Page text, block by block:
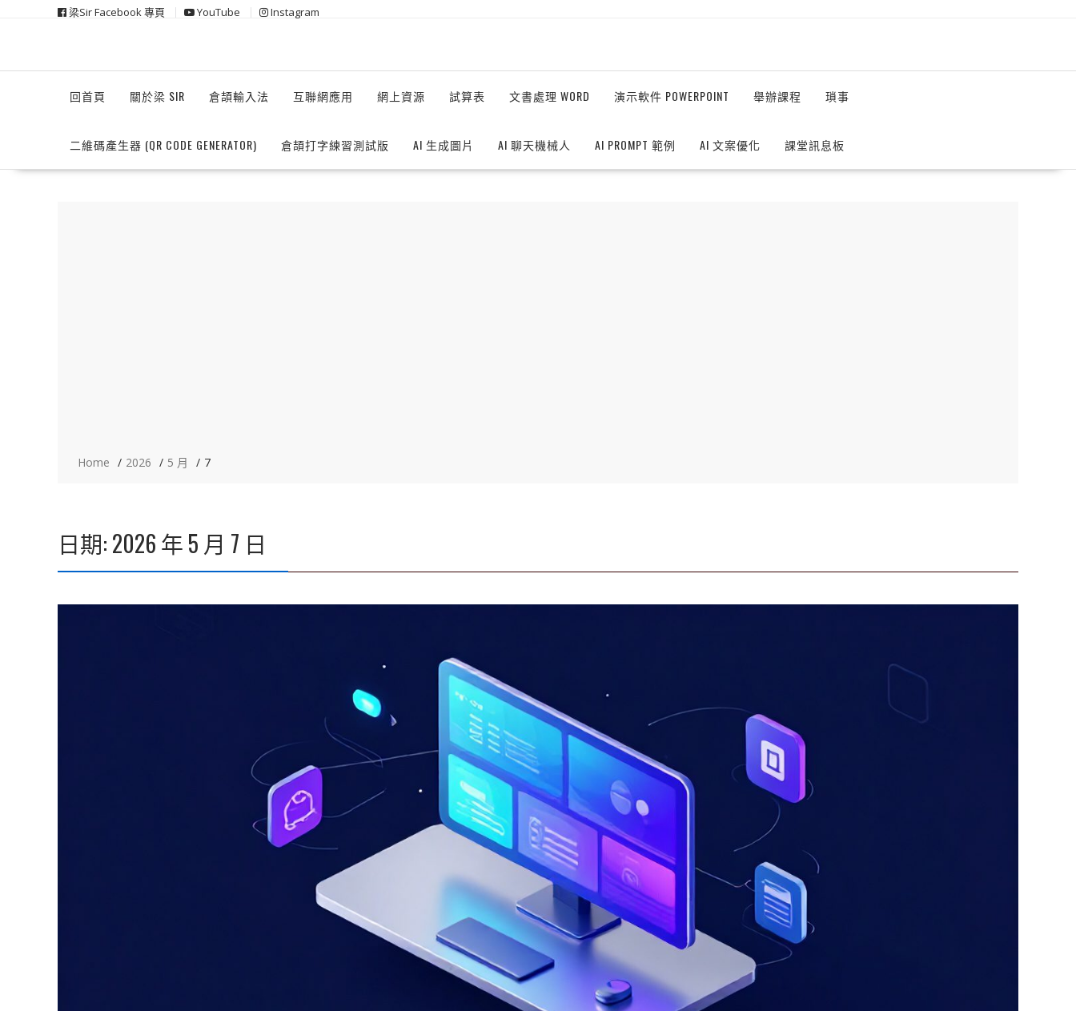
梁Sir Facebook 專頁 YouTube Instagram
回首頁 關於梁 SIR 倉頡輸入法 互聯網應用 網上資源 試算表 文書處理 WORD 演示軟件 POWERPOINT 舉辦課程 瑣事
二維碼產生器 (QR CODE GENERATOR) 倉頡打字練習測試版 AI 生成圖片 AI 聊天機械人 AI PROMPT 範例 AI 文案優化 課堂訊息板
Home 2026 5 月 7
日期:2026 年 5 月 7 日